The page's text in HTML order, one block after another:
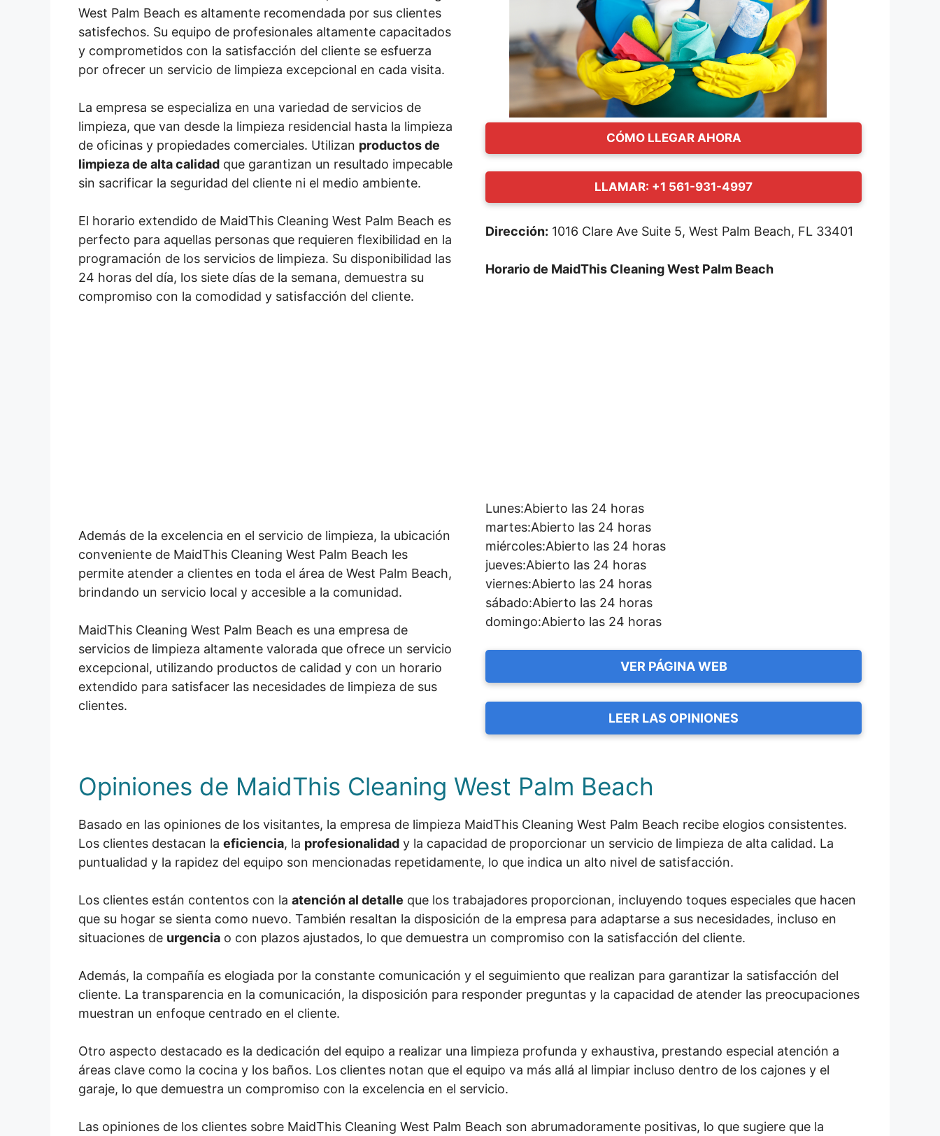
West Palm Beach es altamente recomendada por sus clientes
satisfechos. Su equipo de profesionales altamente capacitados
y comprometidos con la satisfacción del cliente se esfuerza
por ofrecer un servicio de limpieza excepcional en cada visita.
La empresa se especializa en una variedad de servicios de
limpieza, que van desde la limpieza residencial hasta la limpieza
de oficinas y propiedades comerciales. Utilizan productos de
limpieza de alta calidad que garantizan un resultado impecable
sin sacrificar la seguridad del cliente ni el medio ambiente.
El horario extendido de MaidThis Cleaning West Palm Beach es
perfecto para aquellas personas que requieren flexibilidad en la
programación de los servicios de limpieza. Su disponibilidad las
24 horas del día, los siete días de la semana, demuestra su
compromiso con la comodidad y satisfacción del cliente.
Además de la excelencia en el servicio de limpieza, la ubicación
conveniente de MaidThis Cleaning West Palm Beach les
permite atender a clientes en toda el área de West Palm Beach,
brindando un servicio local y accesible a la comunidad.
MaidThis Cleaning West Palm Beach es una empresa de
servicios de limpieza altamente valorada que ofrece un servicio
excepcional, utilizando productos de calidad y con un horario
extendido para satisfacer las necesidades de limpieza de sus
clientes.
CÓMO LLEGAR AHORA
LLAMAR: +1 561-931-4997
Dirección: 1016 Clare Ave Suite 5, West Palm Beach, FL 33401
Horario de MaidThis Cleaning West Palm Beach
Lunes:Abierto las 24 horas
martes:Abierto las 24 horas
miércoles:Abierto las 24 horas
jueves:Abierto las 24 horas
viernes:Abierto las 24 horas
sábado:Abierto las 24 horas
domingo:Abierto las 24 horas
VER PÁGINA WEB
LEER LAS OPINIONES
Opiniones de MaidThis Cleaning West Palm Beach
Basado en las opiniones de los visitantes, la empresa de limpieza MaidThis Cleaning West Palm Beach recibe elogios consistentes.
Los clientes destacan la eficiencia, la profesionalidad y la capacidad de proporcionar un servicio de limpieza de alta calidad. La
puntualidad y la rapidez del equipo son mencionadas repetidamente, lo que indica un alto nivel de satisfacción.
Los clientes están contentos con la atención al detalle que los trabajadores proporcionan, incluyendo toques especiales que hacen
que su hogar se sienta como nuevo. También resaltan la disposición de la empresa para adaptarse a sus necesidades, incluso en
situaciones de urgencia o con plazos ajustados, lo que demuestra un compromiso con la satisfacción del cliente.
Además, la compañía es elogiada por la constante comunicación y el seguimiento que realizan para garantizar la satisfacción del
cliente. La transparencia en la comunicación, la disposición para responder preguntas y la capacidad de atender las preocupaciones
muestran un enfoque centrado en el cliente.
Otro aspecto destacado es la dedicación del equipo a realizar una limpieza profunda y exhaustiva, prestando especial atención a
áreas clave como la cocina y los baños. Los clientes notan que el equipo va más allá al limpiar incluso dentro de los cajones y el
garaje, lo que demuestra un compromiso con la excelencia en el servicio.
Las opiniones de los clientes sobre MaidThis Cleaning West Palm Beach son abrumadoramente positivas, lo que sugiere que la